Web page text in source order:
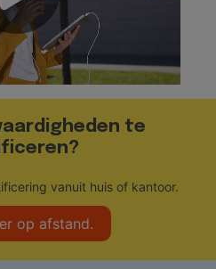
te
vanuit huis of kantoor.
op afstand.